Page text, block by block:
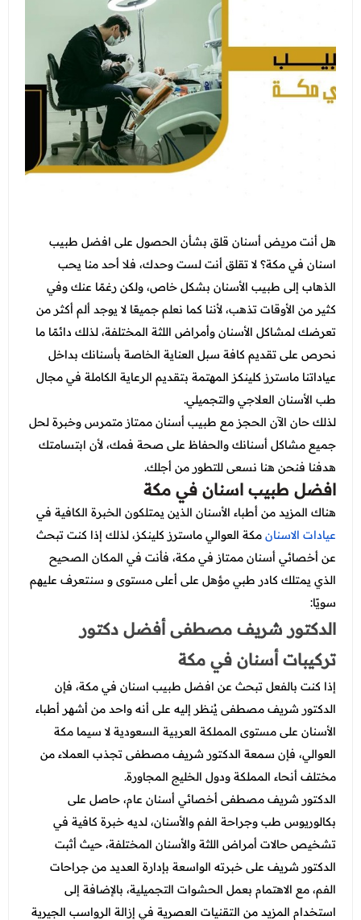
الطائف - شارع قريش
النساء والتوليد والتجميل النسائي
الطب العام و طب الطواري
الطب الاتصالي و الطب المنزلي
الاطفال
خدمات المختبر
الاشعة
عروض الجلدية والتجميل
عروض الفيلر و البوتكس
عروض الصيف المميزة
عروض البيكو واي
عروض الليزر
عروض العناية بالبشرة
عروض العناية بالشعر
عروض الرجال
عروض زوايا مكة
عروض النساء والتوليد والتجميل النسائي
عروض الطب العام
عرض الكل
فحوصات العمالة الوافدة
باقات متابعة ابر التنحيف
عروض جراحات التجميل
عروض قسم الطوارئ
عروض المختبر
عروض الاشعة
عروض الباطنة
عروض العظام
عروض الانف والاذن والحنجرة
عروض العلاج الطبيعي
اتصل بنا
المدونة
هل أنت مريض أسنان قلق بشأن الحصول على افضل طبيب
اسنان في مكة؟ لا تقلق أنت لست وحدك، فلا أحد منا يحب
الذهاب إلى طبيب الأسنان بشكل خاص، ولكن رغمًا عنك وفي
كثير من الأوقات تذهب، لأننا كما نعلم جميعًا لا يوجد ألم أكثر من
تعرضك لمشاكل الأسنان وأمراض اللثة المختلفة، لذلك دائمًا ما
نحرص على تقديم كافة سبل العناية الخاصة بأسنانك بداخل
عياداتنا ماسترز كلينكز المهتمة بتقديم الرعاية الكاملة في مجال
طب الأسنان العلاجي والتجميلي.
لذلك حان الآن الحجز مع طبيب أسنان ممتاز متمرس وخبرة لحل
جميع مشاكل أسنانك والحفاظ على صحة فمك، لأن ابتسامتك
هدفنا فنحن هنا نسعى للتطور من أجلك.
افضل طبيب اسنان في مكة
هناك المزيد من أطباء الأسنان الذين يمتلكون الخبرة الكافية في
عيادات الاسنانمكة العوالي ماسترز كلينكز، لذلك إذا كنت تبحث
عن أخصائي أسنان ممتاز في مكة، فأنت في المكان الصحيح
الذي يمتلك كادر طبي مؤهل على أعلى مستوى و سنتعرف عليهم
سويًا:
الدكتور شريف مصطفى أفضل دكتور
تركيبات أسنان في مكة
إذا كنت بالفعل تبحث عن افضل طبيب اسنان في مكة، فإن
الدكتور شريف مصطفى يُنظر إليه على أنه واحد من أشهر أطباء
الأسنان على مستوى المملكة العربية السعودية لا سيما مكة
العوالي، فإن سمعة الدكتور شريف مصطفى تجذب العملاء من
مختلف أنحاء المملكة ودول الخليج المجاورة.
الدكتور شريف مصطفى أخصائي أسنان عام، حاصل على
بكالوريوس طب وجراحة الفم والأسنان، لديه خبرة كافية في
تشخيص حالات أمراض اللثة والأسنان المختلفة، حيث أثبت
الدكتور شريف على خبرته الواسعة بإدارة العديد من جراحات
الفم، مع الاهتمام بعمل الحشوات التجميلية، بالإضافة إلى
استخدام المزيد من التقنيات العصرية في إزالة الرواسب الجيرية